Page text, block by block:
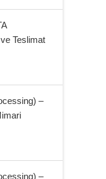
Teslimat
–
–